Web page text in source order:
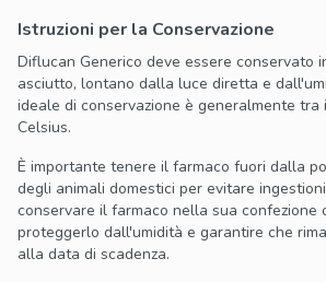
Istruzioni per la Conservazione
Diflucan Generico deve essere conservato
asciutto, lontano dalla luce diretta e
ideale di conservazione è generalmente tra
Celsius.
È importante tenere il farmaco fuori dalla
degli animali domestici per evitare
conservare il farmaco nella sua confezione
proteggerlo dall'umidità e garantire che
alla data di scadenza.